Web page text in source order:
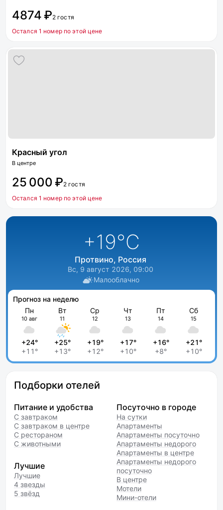
4874 ₽2 гостя
Остался 1 номер по этой цене
Красный угол
В центре
25 000 ₽2 гостя
Остался 1 номер по этой цене
+19°C
Протвино, Россия
Вс, 9 август 2026, 09:00
Малооблачно
Прогноз на неделю
Пн
10 авг
+24°
+11°
Вт
11
+25°
+13°
Ср
12
+19°
+12°
Чт
13
+17°
+10°
Пт
14
+16°
+8°
Сб
15
+21°
+10°
Подборки отелей
Питание и удобства
С завтраком
С завтраком в центре
С рестораном
С животными
Лучшие
Лучшие
4 звезды
5 звёзд
Посуточно в городе
На сутки
Апартаменты
Апартаменты посуточно
Апартаменты недорого
Апартаменты в центре
Апартаменты недорого
посуточно
В центре
Мотели
Мини-отели